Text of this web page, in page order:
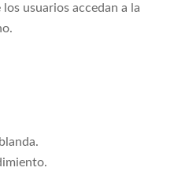
usuarios accedan a la